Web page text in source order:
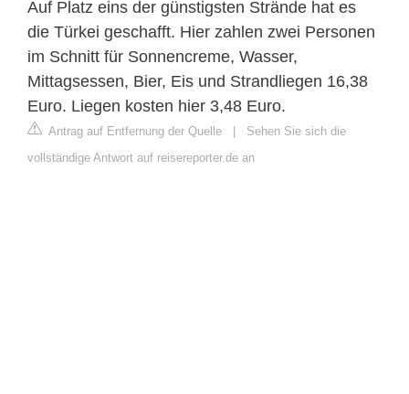
Auf Platz eins der günstigsten Strände hat es
die Türkei geschafft. Hier zahlen zwei Personen
im Schnitt für Sonnencreme, Wasser,
Mittagsessen, Bier, Eis und Strandliegen 16,38
Euro. Liegen kosten hier 3,48 Euro.
Antrag auf Entfernung der Quelle | Sehen Sie sich die
vollständige Antwort auf reisereporter.de an